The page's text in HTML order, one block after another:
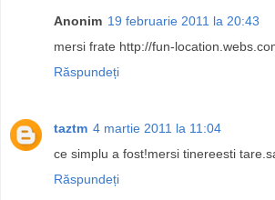
Anonim 19 februarie 2011 la 20:43
mersi frate http://fun-
Răspundeți
taztm 4 martie 2011 la 11:04
ce simplu a fost!mersi tinereesti
Răspundeți